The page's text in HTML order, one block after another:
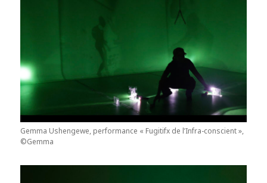
Gemma Ushengewe, performance « Fugitifx de l’Infra-conscient »,
©Gemma